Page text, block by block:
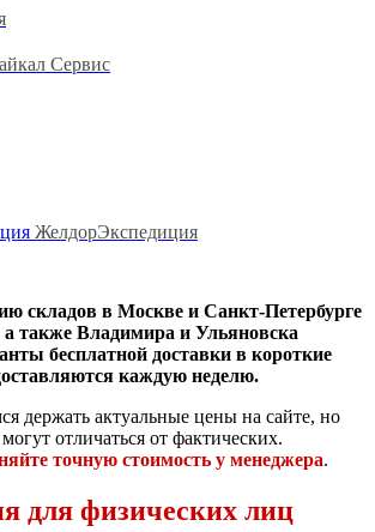
Сервис
ЖелдорЭкспедиция
складов в Москве и Санкт-Петербурге
а также Владимира и Ульяновска
бесплатной доставки в короткие
каждую неделю.
держать актуальные цены на сайте, но
отличаться от фактических.
точную стоимость у менеджера.
для физических лиц